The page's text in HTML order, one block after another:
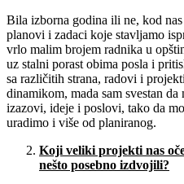
Bila izborna godina ili ne, kod
planovi i zadaci koje stavljamo
vrlo malim brojem radnika u
uz stalni porast obima posla i
sa različitih strana, radovi i
dinamikom, mada sam svestan
izazovi, ideje i poslovi, tako da
uradimo i više od planiranog.
Koji veliki projekti nas oč
nešto posebno izdvojili?